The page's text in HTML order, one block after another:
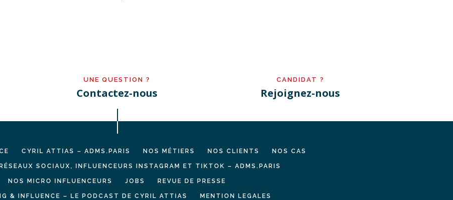
UNE QUESTION ?
Contactez-nous
CANDIDAT ?
Rejoignez-nous
CYRIL ATTIAS – ADMS.PARIS NOS MÉTIERS NOS CLIENTS NOS CAS
SOCIAUX, INFLUENCEURS INSTAGRAM ET TIKTOK – ADMS.PARIS
NOS MICRO INFLUENCEURS JOBS REVUE DE PRESSE
& INFLUENCE – LE PODCAST DE CYRIL ATTIAS MENTION LEGALES